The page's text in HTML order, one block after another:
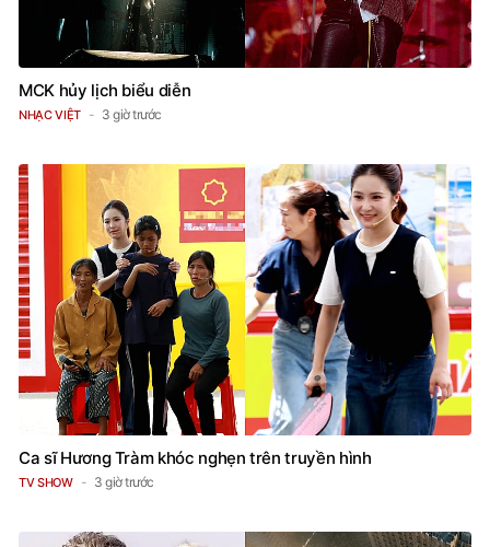
MCK hủy lịch biểu diễn
NHẠC VIỆT 3 giờ trước
Ca sĩ Hương Tràm khóc nghẹn trên truyền hình
TV SHOW 3 giờ trước